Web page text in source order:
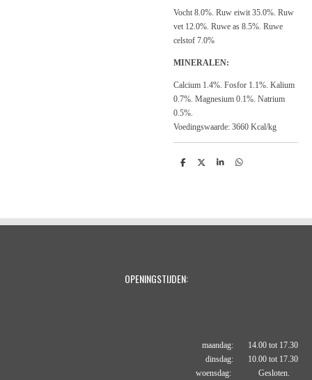
Vocht 8.0%. Ruw eiwit 35.0%. Ruw
vet 12.0%. Ruwe as 8.5%. Ruwe
celstof 7.0%
MINERALEN:
Calcium 1.4%. Fosfor 1.1%. Kalium
0.7%. Magnesium 0.1%. Natrium
0.5%.
Voedingswaarde: 3660 Kcal/kg
D
D
S
D
OPENINGSTIJDEN:
maandag: 14.00 tot 17.30
dinsdag: 10.00 tot 17.30
woensdag: Gesloten.